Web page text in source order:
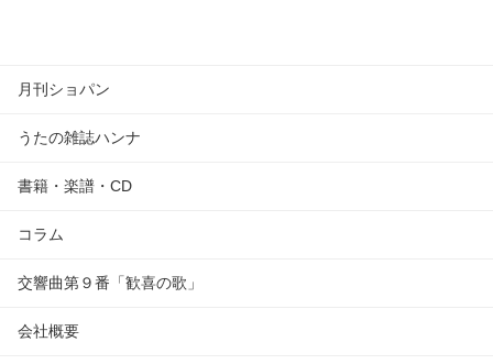
月刊ショパン
うたの雑誌ハンナ
書籍・楽譜・CD
コラム
交響曲第９番「歓喜の歌」
会社概要